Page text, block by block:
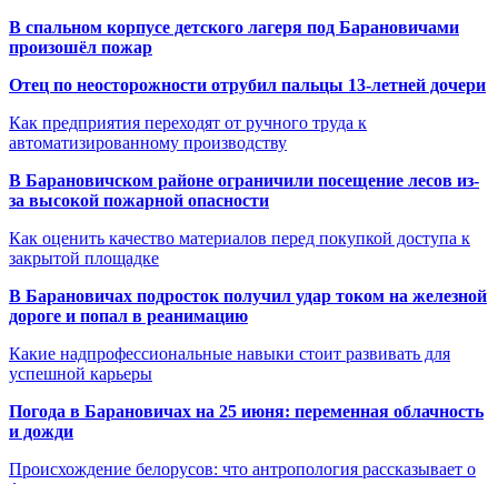
В спальном корпусе детского лагеря под Барановичами
произошёл пожар
Отец по неосторожности отрубил пальцы 13-летней дочери
Как предприятия переходят от ручного труда к
автоматизированному производству
В Барановичском районе ограничили посещение лесов из-
за высокой пожарной опасности
Как оценить качество материалов перед покупкой доступа к
закрытой площадке
В Барановичах подросток получил удар током на железной
дороге и попал в реанимацию
Какие надпрофессиональные навыки стоит развивать для
успешной карьеры
Погода в Барановичах на 25 июня: переменная облачность
и дожди
Происхождение белорусов: что антропология рассказывает о